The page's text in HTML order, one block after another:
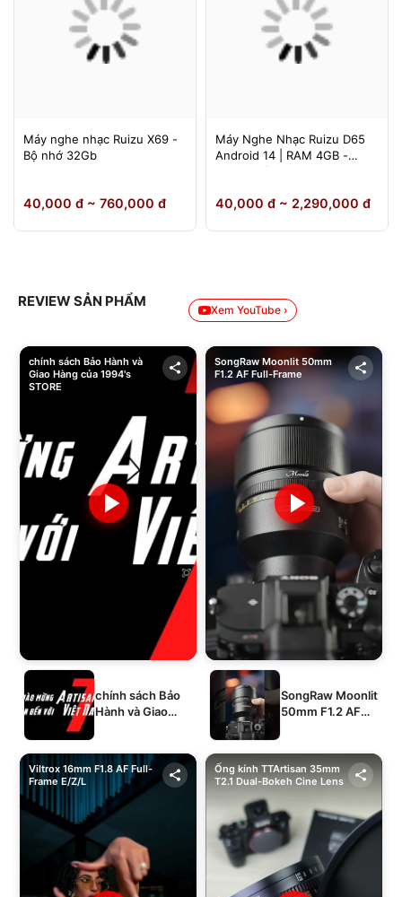
Máy nghe nhạc Ruizu X69 -
Bộ nhớ 32Gb
40,000 đ ~ 760,000 đ
Máy Nghe Nhạc Ruizu D65
Android 14 | RAM 4GB -
64GB Chính Hãng
40,000 đ ~ 2,290,000 đ
REVIEW SẢN PHẨM
Xem YouTube ›
chính sách Bảo Hành và
Giao Hàng của 1994's
STORE
chính sách Bảo
Hành và Giao
SongRaw Moonlit 50mm
F1.2 AF Full-Frame
SongRaw Moonlit
50mm F1.2 AF
Viltrox 16mm F1.8 AF Full-
Frame E/Z/L
Ống kính TTArtisan 35mm
T2.1 Dual-Bokeh Cine Lens